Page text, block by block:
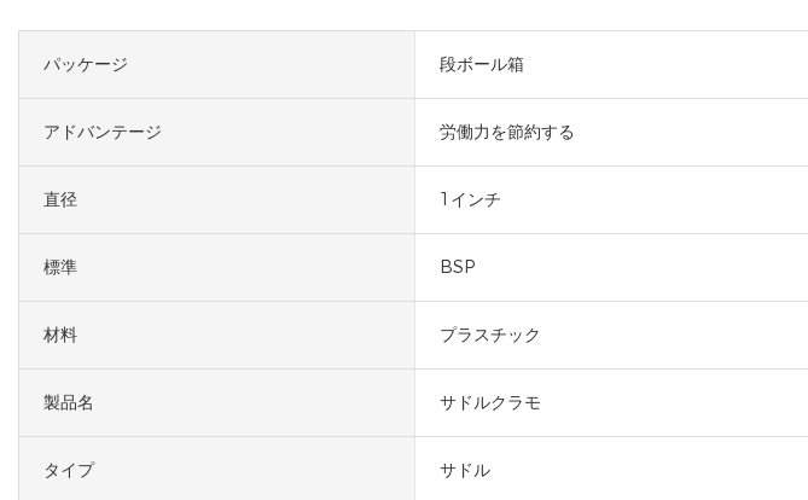
パッケージ 段ボール箱
アドバンテージ 労働力を節約する
直径 1インチ
標準 BSP
材料 プラスチック
製品名 サドルクラモ
タイプ サドル